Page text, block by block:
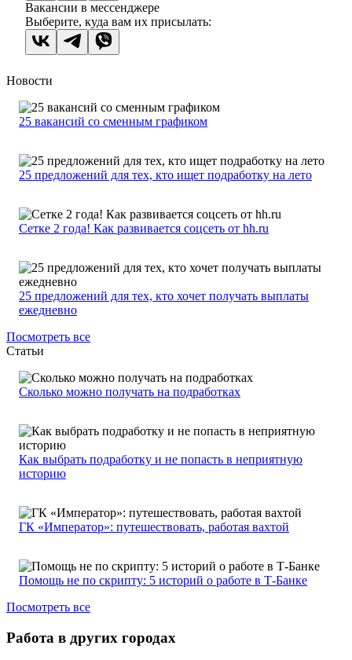
Вакансии в мессенджере
Выберите, куда вам их присылать:
Новости
25 вакансий со сменным графиком
25 предложений для тех, кто ищет подработку на лето
Сетке 2 года! Как развивается соцсеть от hh.ru
25 предложений для тех, кто хочет получать выплаты
ежедневно
Посмотреть все
Статьи
Сколько можно получать на подработках
Как выбрать подработку и не попасть в неприятную
историю
ГК «Император»: путешествовать, работая вахтой
Помощь не по скрипту: 5 историй о работе в Т-Банке
Посмотреть все
Работа в других городах